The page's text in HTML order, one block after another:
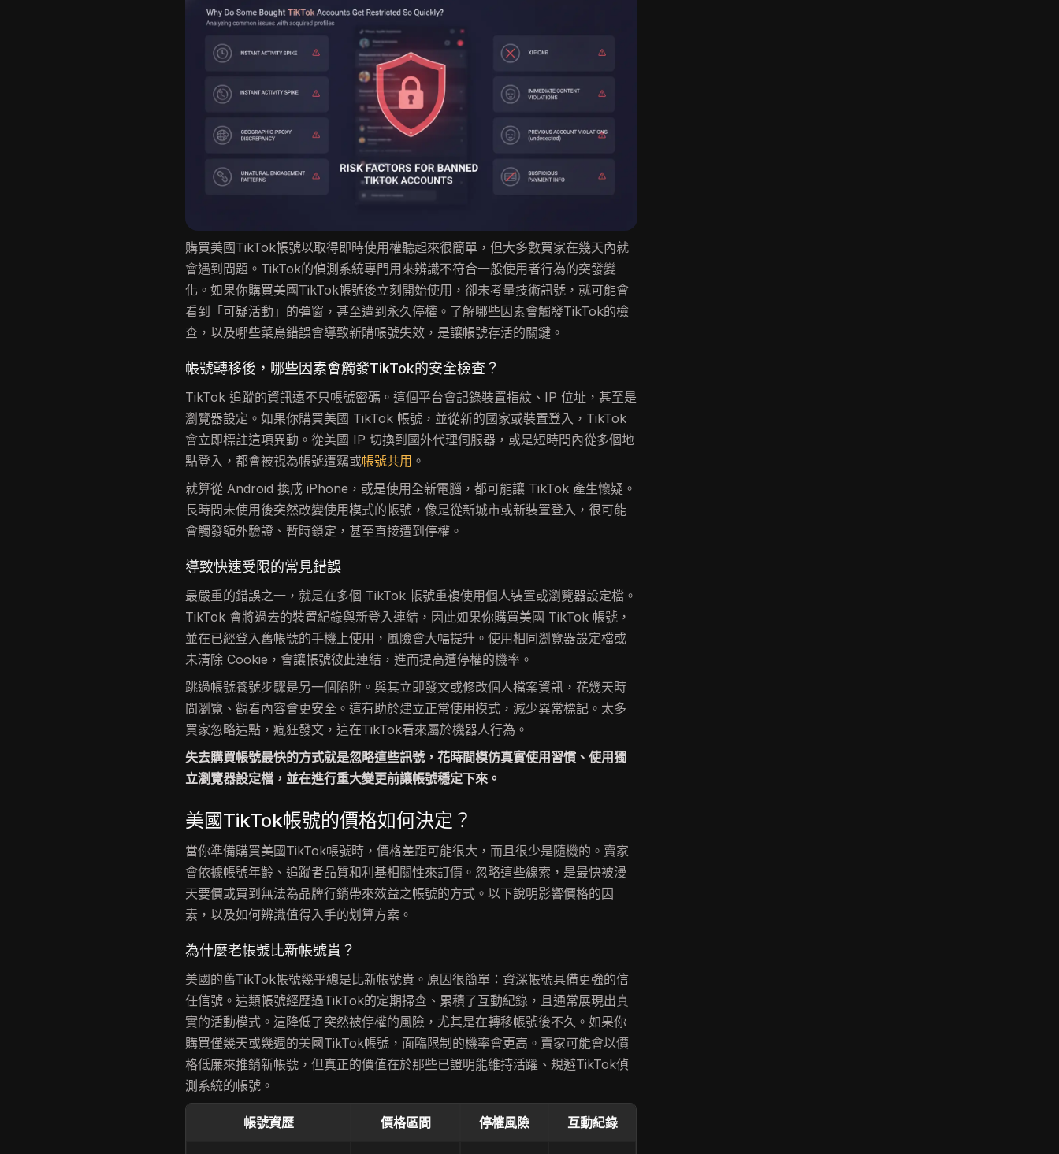
購買美國TikTok帳號以取得即時使用權聽起來很簡單，但大多數買家在幾天內就
會遇到問題。TikTok的偵測系統專門用來辨識不符合一般使用者行為的突發變
化。如果你購買美國TikTok帳號後立刻開始使用，卻未考量技術訊號，就可能會
看到「可疑活動」的彈窗，甚至遭到永久停權。了解哪些因素會觸發TikTok的檢
查，以及哪些菜鳥錯誤會導致新購帳號失效，是讓帳號存活的關鍵。
帳號轉移後，哪些因素會觸發TikTok的安全檢查？
TikTok 追蹤的資訊遠不只帳號密碼。這個平台會記錄裝置指紋、IP 位址，甚至是
瀏覽器設定。如果你購買美國 TikTok 帳號，並從新的國家或裝置登入，TikTok
會立即標註這項異動。從美國 IP 切換到國外代理伺服器，或是短時間內從多個地
點登入，都會被視為帳號遭竊或帳號共用 。
就算從 Android 換成 iPhone，或是使用全新電腦，都可能讓 TikTok 產生懷疑。
長時間未使用後突然改變使用模式的帳號，像是從新城市或新裝置登入，很可能
會觸發額外驗證、暫時鎖定，甚至直接遭到停權。
導致快速受限的常見錯誤
最嚴重的錯誤之一，就是在多個 TikTok 帳號重複使用個人裝置或瀏覽器設定檔。
TikTok 會將過去的裝置紀錄與新登入連結，因此如果你購買美國 TikTok 帳號，
並在已經登入舊帳號的手機上使用，風險會大幅提升。使用相同瀏覽器設定檔或
未清除 Cookie，會讓帳號彼此連結，進而提高遭停權的機率。
跳過帳號養號步驟是另一個陷阱。與其立即發文或修改個人檔案資訊，花幾天時
間瀏覽、觀看內容會更安全。這有助於建立正常使用模式，減少異常標記。太多
買家忽略這點，瘋狂發文，這在TikTok看來屬於機器人行為。
失去購買帳號最快的方式就是忽略這些訊號，花時間模仿真實使用習慣、使用獨
立瀏覽器設定檔，並在進行重大變更前讓帳號穩定下來。
美國TikTok帳號的價格如何決定？
當你準備購買美國TikTok帳號時，價格差距可能很大，而且很少是隨機的。賣家
會依據帳號年齡、追蹤者品質和利基相關性來訂價。忽略這些線索，是最快被漫
天要價或買到無法為品牌行銷帶來效益之帳號的方式。以下說明影響價格的因
素，以及如何辨識值得入手的划算方案。
為什麼老帳號比新帳號貴？
美國的舊TikTok帳號幾乎總是比新帳號貴。原因很簡單：資深帳號具備更強的信
任信號。這類帳號經歷過TikTok的定期掃查、累積了互動紀錄，且通常展現出真
實的活動模式。這降低了突然被停權的風險，尤其是在轉移帳號後不久。如果你
購買僅幾天或幾週的美國TikTok帳號，面臨限制的機率會更高。賣家可能會以價
格低廉來推銷新帳號，但真正的價值在於那些已證明能維持活躍、規避TikTok偵
測系統的帳號。
帳號資歷 價格區間 停權風險 互動紀錄